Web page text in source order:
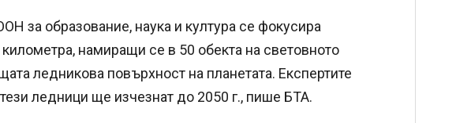
за образование, наука и култура се фокусира
намиращи се в 50 обекта на световното
ледникова повърхност на планетата. Експертите
ледници ще изчезнат до 2050 г., пише БТА.